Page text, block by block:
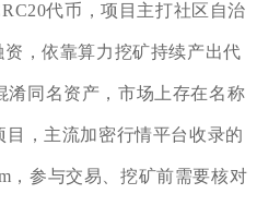
代币，项目主打社区自治
，依靠算力挖矿持续产出代
淆同名资产，市场上存在名称
，主流加密行情平台收录的
，参与交易、挖矿前需要核对